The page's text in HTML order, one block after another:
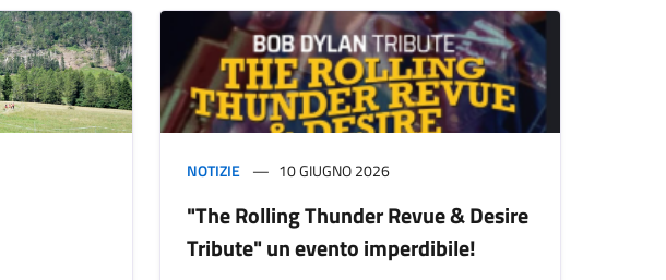
NOTIZIE 10 GIUGNO 2026
"The Rolling Thunder Revue & Desire
Tribute" un evento imperdibile!